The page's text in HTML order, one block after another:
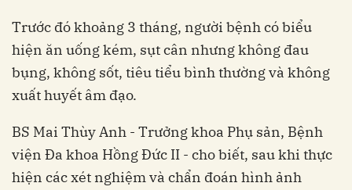
Trước đó khoảng 3 tháng, người bệnh có biểu
hiện ăn uống kém, sụt cân nhưng không đau
bụng, không sốt, tiêu tiểu bình thường và không
xuất huyết âm đạo.
BS Mai Thùy Anh - Trưởng khoa Phụ sản, Bệnh
viện Đa khoa Hồng Đức II - cho biết, sau khi thực
hiện các xét nghiệm và chẩn đoán hình ảnh